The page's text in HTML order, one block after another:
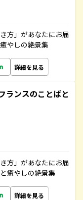
方」があなたにお届
やしの絶景集
詳細を見る
ランスのことばと
方」があなたにお届
癒やしの絶景集
詳細を見る